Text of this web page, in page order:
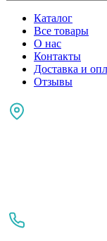
Каталог
Все товары
О нас
Контакты
Доставка и
Отзывы